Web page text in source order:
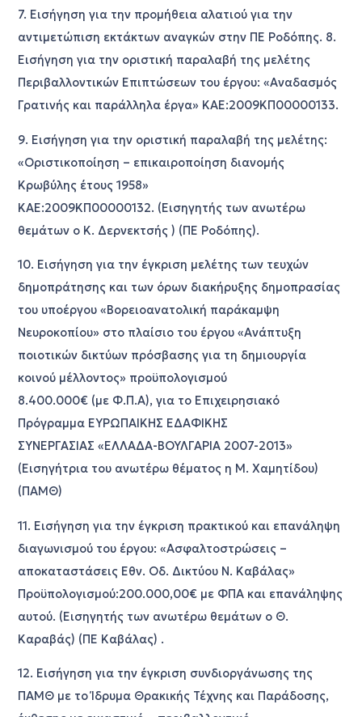
7. Εισήγηση για την προμήθεια αλατιού για την
αντιμετώπιση εκτάκτων αναγκών στην ΠΕ Ροδόπης. 8.
Εισήγηση για την οριστική παραλαβή της μελέτης
Περιβαλλοντικών Επιπτώσεων του έργου: «Αναδασμός
Γρατινής και παράλληλα έργα» ΚΑΕ:2009ΚΠ00000133.
9. Εισήγηση για την οριστική παραλαβή της μελέτης:
«Οριστικοποίηση – επικαιροποίηση διανομής
Κρωβύλης έτους 1958»
ΚΑΕ:2009ΚΠ00000132. (Εισηγητής των ανωτέρω
θεμάτων ο Κ. Δερνεκτσής ) (ΠΕ Ροδόπης).
10. Εισήγηση για την έγκριση μελέτης των τευχών
δημοπράτησης και των όρων διακήρυξης δημοπρασίας
του υποέργου «Βορειοανατολική παράκαμψη
Νευροκοπίου» στο πλαίσιο του έργου «Ανάπτυξη
ποιοτικών δικτύων πρόσβασης για τη δημιουργία
κοινού μέλλοντος» προϋπολογισμού
8.400.000€ (με Φ.Π.Α), για το Επιχειρησιακό
Πρόγραμμα ΕΥΡΩΠΑΙΚΗΣ ΕΔΑΦΙΚΗΣ
ΣΥΝΕΡΓΑΣΙΑΣ «ΕΛΛΑΔΑ-ΒΟΥΛΓΑΡΙΑ 2007-2013»
(Εισηγήτρια του ανωτέρω θέματος η Μ. Χαμητίδου)
(ΠΑΜΘ)
11. Εισήγηση για την έγκριση πρακτικού και επανάληψη
διαγωνισμού του έργου: «Ασφαλτοστρώσεις –
αποκαταστάσεις Εθν. Οδ. Δικτύου Ν. Καβάλας»
Προϋπολογισμού:200.000,00€ με ΦΠΑ και επανάληψης
αυτού. (Εισηγητής των ανωτέρω θεμάτων ο Θ.
Καραβάς) (ΠΕ Καβάλας) .
12. Εισήγηση για την έγκριση συνδιοργάνωσης της
ΠΑΜΘ με το Ίδρυμα Θρακικής Τέχνης και Παράδοσης,